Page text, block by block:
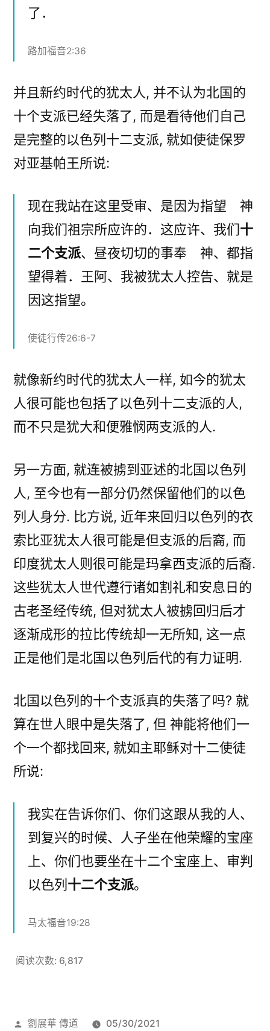
了．
路加福音2:36
并且新约时代的犹太人, 并不认为北国的
十个支派已经失落了, 而是看待他们自己
是完整的以色列十二支派, 就如使徒保罗
对亚基帕王所说:
现在我站在这里受审、是因为指望 神
向我们祖宗所应许的．这应许、我们十
二个支派、昼夜切切的事奉 神、都指
望得着．王阿、我被犹太人控告、就是
因这指望。
使徒行传26:6-7
就像新约时代的犹太人一样, 如今的犹太
人很可能也包括了以色列十二支派的人,
而不只是犹大和便雅悯两支派的人.
另一方面, 就连被掳到亚述的北国以色列
人, 至今也有一部分仍然保留他们的以色
列人身分. 比方说, 近年来回归以色列的衣
索比亚犹太人很可能是但支派的后裔, 而
印度犹太人则很可能是玛拿西支派的后裔.
这些犹太人世代遵行诸如割礼和安息日的
古老圣经传统, 但对犹太人被掳回归后才
逐渐成形的拉比传统却一无所知, 这一点
正是他们是北国以色列后代的有力证明.
北国以色列的十个支派真的失落了吗? 就
算在世人眼中是失落了, 但 神能将他们一
个一个都找回来, 就如主耶稣对十二使徒
所说:
我实在告诉你们、你们这跟从我的人、
到复兴的时候、人子坐在他荣耀的宝座
上、你们也要坐在十二个宝座上、审判
以色列 十二个支派。
马太福音19:28
阅读次数: 6,817
发
劉展華 傳道 05/30/2021